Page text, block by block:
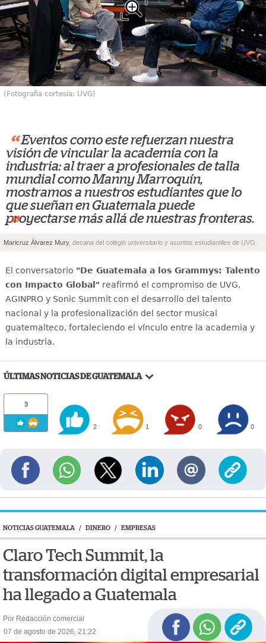
(Fotografía cortesía: UVG)
“ Eventos como este refuerzan nuestra
visión de vincular la academia con la
industria: al traer a profesionales de talla
mundial como Manny Marroquín,
mostramos a nuestros estudiantes que lo
que sueñan en Guatemala puede
proyectarse más allá de nuestras fronteras.
”
Maricruz Álvarez Mury , decana del colegio universitario y asuntos estudiantiles de UVG.
El conversatorio "De Guatemala a los Grammys: Talento
con Impacto Global" reafirmó el compromiso de UVG,
AGINPRO y Sonic Summit con el desarrollo del talento
nacional y la profesionalización del sector musical
guatemalteco, fortaleciendo el vínculo entre la academia y
la industria.
ÚLTIMAS NOTICIAS DE GUATEMALA
3
2 1 0 0
NOTICIAS GUATEMALA / DINERO / EMPRESAS
Claro Tech Summit, la
transformación digital empresarial
ha llegado a Guatemala
Por Redacción comercial
07 de agosto de 2026, 21:22